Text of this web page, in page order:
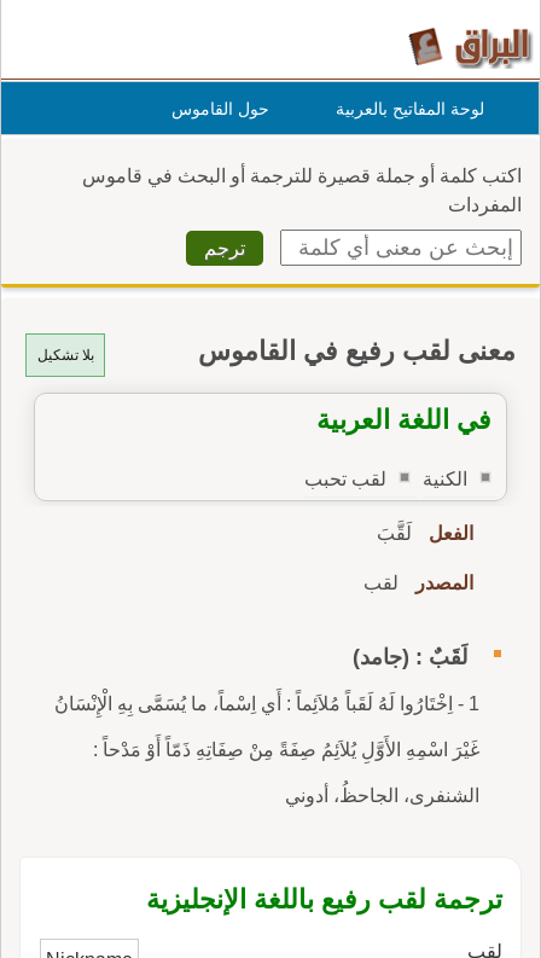
لوحة المفاتيح بالعربية حول القاموس
اكتب كلمة أو جملة قصيرة للترجمة أو البحث في قاموس
المفردات
بلا تشكيل معنى لقب رفيع في القاموس
في اللغة العربية
الكنية لقب تحبب
الفعل لَقَّبَ
المصدر لقب
لَقَبٌ : (جامد)
1 - اِخْتَارُوا لَهُ لَقَباً مُلاَئِماً : أَي اِسْماً، ما يُسَمَّى بِهِ الْإِنْسَانُ
غَيْرَ اسْمِهِ الأَوَّلِ يُلاَئِمُ صِفَةً مِنْ صِفَاتِهِ ذَمّاً أَوْ مَدْحاً :
الشنفرى، الجاحظُ، أدوني
ترجمة لقب رفيع باللغة الإنجليزية
لقب